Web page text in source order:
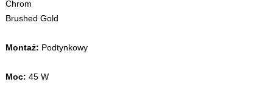
Chrom
Brushed Gold
Montaż: Podtynkowy
Moc: 45 W